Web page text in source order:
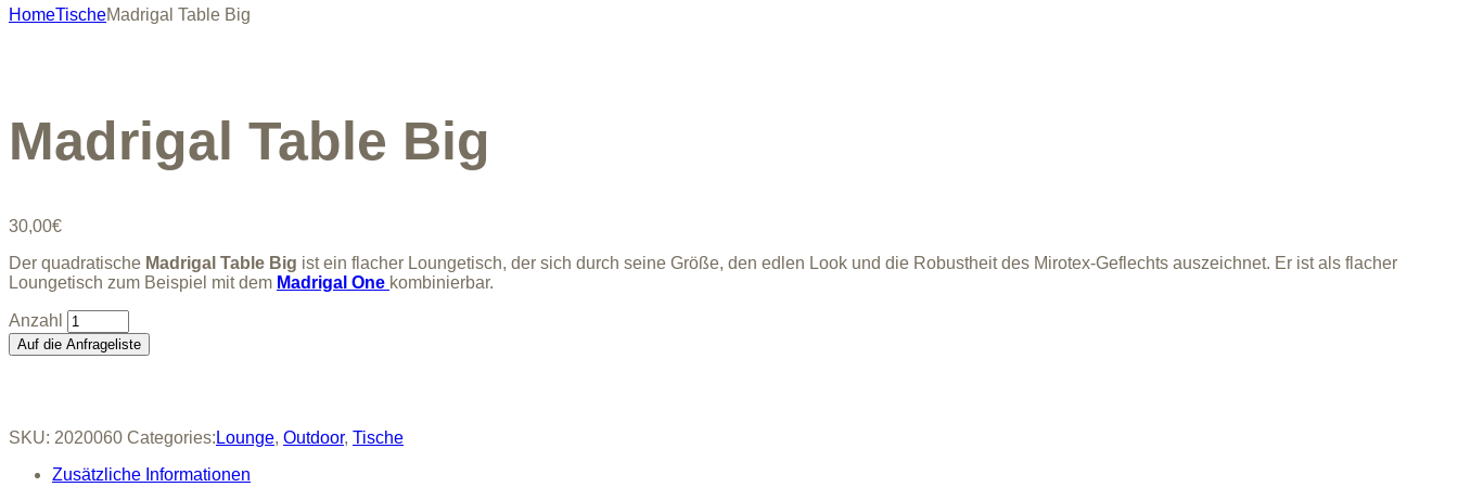
HomeTischeMadrigal Table Big
Madrigal Table Big
30,00€
Der quadratische Madrigal Table Big ist ein flacher Loungetisch, der sich durch seine Größe, den edlen Look und die Robustheit des Mirotex-Geflechts auszeichnet. Er ist als flacher
Loungetisch zum Beispiel mit dem Madrigal One kombinierbar.
Madrigal
Table
Big
Auf die Anfrageliste
SKU: 2020060 Categories: Lounge, Outdoor, Tische
Zusätzliche Informationen